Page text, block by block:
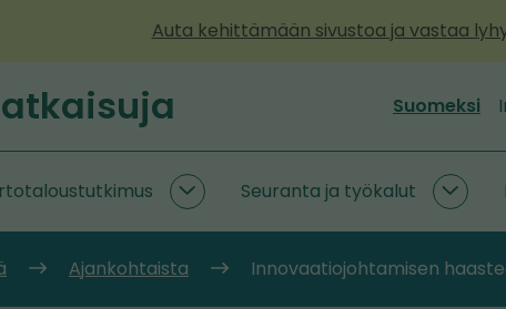
Auta kehittämään sivustoa ja vastaa
Suomeksi
Kiertotaloustutkimus
alasivut
Seuranta ja työkalut
ja
Ajankohtaista Innovaatiojohtamisen